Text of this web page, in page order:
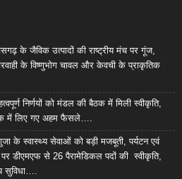
के जैविक उत्पादों की राष्ट्रीय मंच पर गूंज,
के विष्णुभोग चावल और केवची के प्राकृतिक
निर्णयों को मंडल की बैठक में मिली स्वीकृति,
में लिए गए अहम फैसले….
के स्वास्थ्य सेवाओं को बड़ी मजबूती, पर्यटन एवं
डीएमएफ से 26 पैरामेडिकल पदों की स्वीकृति,
सुविधा….